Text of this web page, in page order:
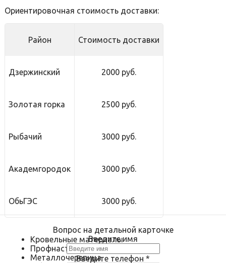
Ориентировочная стоимость доставки:
Район Стоимость доставки
Дзержинский 2000 руб.
Золотая горка 2500 руб.
Рыбачий 3000 руб.
Академгородок 3000 руб.
ОбьГЭС 3000 руб.
Вопрос на детальной карточке
Введите имя
Введите телефон *
Кровельные материалы
Профнастил
Металлочерепица